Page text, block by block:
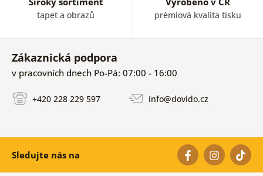
tapet a obrazů prémiová kvalita tisku
Zákaznická podpora
v pracovních dnech Po-Pá: 07:00 - 16:00
+420 228 229 597 info@dovido.cz
Sledujte nás na